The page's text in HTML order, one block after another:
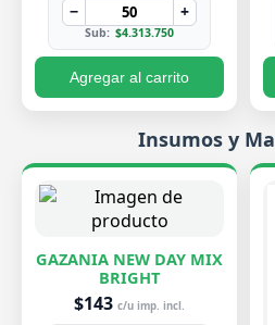
− +
Sub: $4.313.750
Agregar al carrito
Insumos y
GAZANIA NEW DAY MIX
BRIGHT
$143 c/u imp. incl.